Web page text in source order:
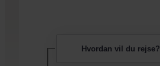
Hvordan vil du rejse?